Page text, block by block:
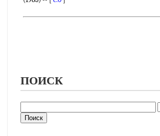
ПОИСК